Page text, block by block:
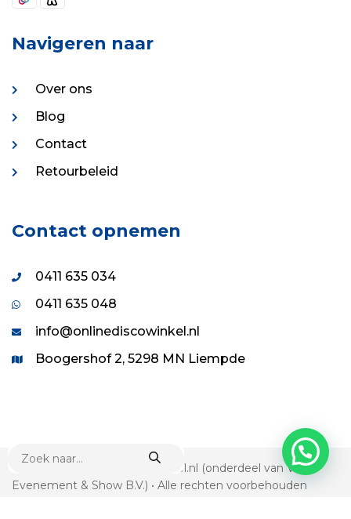
ZOEKEN
Navigeren naar
Over ons
Blog
Contact
Retourbeleid
Contact opnemen
0411 635 034
0411 635 048
info@onlinediscowinkel.nl
Boogershof 2, 5298 MN Liempde
© 1995 - 2026 Onlinediscowinkel.nl (onderdeel van VDS
Evenement & Show B.V.) • Alle rechten voorbehouden